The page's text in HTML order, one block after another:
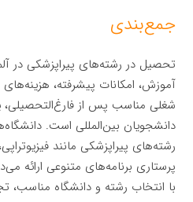
جمع‌بندی
تحصیل در رشته‌های پیراپزشکی در
آموزش، امکانات پیشرفته،
شغلی مناسب پس از فارغ‌التحصیلی،
دانشجویان بین‌المللی است.
رشته‌های پیراپزشکی مانند
پرستاری برنامه‌های متنوعی ارائه
با انتخاب رشته و دانشگاه مناسب،